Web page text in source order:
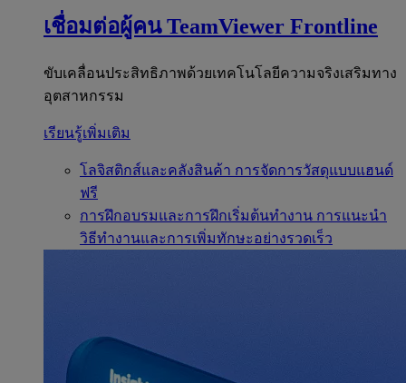
เชื่อมต่อผู้คน TeamViewer Frontline
ขับเคลื่อนประสิทธิภาพด้วยเทคโนโลยีความจริงเสริมทาง
อุตสาหกรรม
เรียนรู้เพิ่มเติม
โลจิสติกส์และคลังสินค้า การจัดการวัสดุแบบแฮนด์
ฟรี
การฝึกอบรมและการฝึกเริ่มต้นทำงาน การแนะนำ
วิธีทำงานและการเพิ่มทักษะอย่างรวดเร็ว